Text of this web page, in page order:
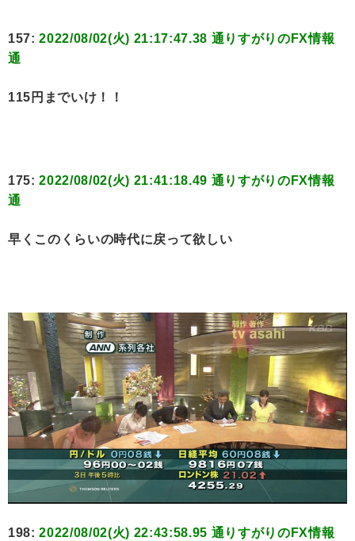
157:2022/08/02(火) 21:17:47.38 通りすがりのFX情報
通
115円までいけ！！
175:2022/08/02(火) 21:41:18.49 通りすがりのFX情報
通
早くこのくらいの時代に戻って欲しい
198:2022/08/02(火) 22:43:58.95 通りすがりのFX情報